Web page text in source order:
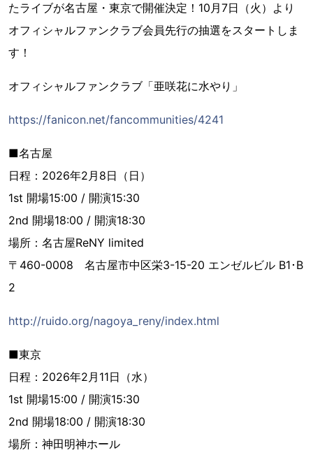
たライブが名古屋・東京で開催決定！10月7日（火）より
オフィシャルファンクラブ会員先行の抽選をスタートしま
す！
オフィシャルファンクラブ「亜咲花に水やり」
https://fanicon.net/fancommunities/4241
■名古屋
日程：2026年2月8日（日）
1st 開場15:00 / 開演15:30
2nd 開場18:00 / 開演18:30
場所：名古屋ReNY limited
〒460-0008 名古屋市中区栄3-15-20 エンゼルビル B1･B
2
http://ruido.org/nagoya_reny/index.html
■東京
日程：2026年2月11日（水）
1st 開場15:00 / 開演15:30
2nd 開場18:00 / 開演18:30
場所：神田明神ホール